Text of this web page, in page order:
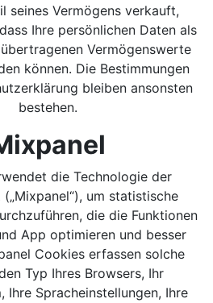
seines Vermögens verkauft,
Ihre persönlichen Daten als
Vermögenswerte
können. Die Bestimmungen
bleiben ansonsten
bestehen.
die Technologie der
(„Mixpanel“), um statistische
die die Funktionen
App optimieren und besser
Cookies erfassen solche
Typ Ihres Browsers, Ihr
Ihre Spracheinstellungen, Ihre